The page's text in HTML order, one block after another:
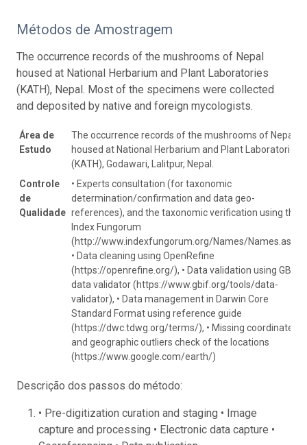
Métodos de Amostragem
The occurrence records of the mushrooms of Nepal
housed at National Herbarium and Plant Laboratories
(KATH), Nepal. Most of the specimens were collected
and deposited by native and foreign mycologists.
Área de
Estudo
The occurrence records of the mushrooms of Nepal
housed at National Herbarium and Plant Laboratories
(KATH), Godawari, Lalitpur, Nepal.
Controle
de
Qualidade
• Experts consultation (for taxonomic
determination/confirmation and data geo-
references), and the taxonomic verification using the
Index Fungorum
(http://www.indexfungorum.org/Names/Names.asp)
• Data cleaning using OpenRefine
(https://openrefine.org/), • Data validation using GBIF
data validator (https://www.gbif.org/tools/data-
validator), • Data management in Darwin Core
Standard Format using reference guide
(https://dwc.tdwg.org/terms/), • Missing coordinate
and geographic outliers check of the locations
(https://www.google.com/earth/)
Descrição dos passos do método:
• Pre-digitization curation and staging • Image
capture and processing • Electronic data capture •